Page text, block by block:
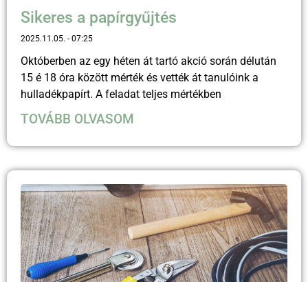
Sikeres a papírgyűjtés
2025.11.05. 07:25
Októberben az egy héten át tartó akció során délután
15 é 18 óra között mérték és vették át tanulóink a
hulladékpapírt. A feladat teljes mértékben
TOVÁBB OLVASOM